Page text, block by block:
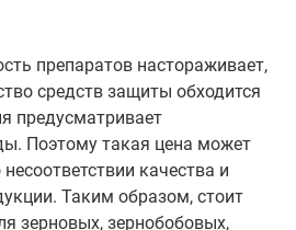
препаратов настораживает,
средств защиты обходится
предусматривает
Поэтому такая цена может
качества и
Таким образом, стоит
зерновых, зернобобовых,